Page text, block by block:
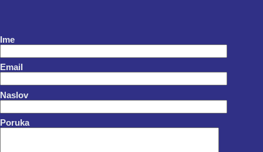
Ime
Email
Naslov
Poruka